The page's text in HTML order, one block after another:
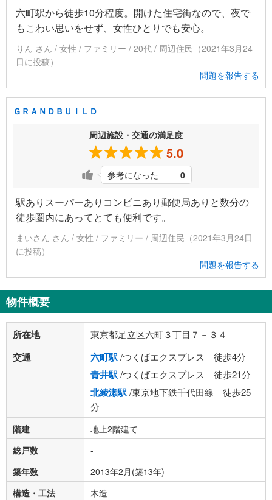
六町駅から徒歩10分程度。開けた住宅街なので、夜で
もこわい思いをせず、女性ひとりでも安心。
りん さん / 女性 / ファミリー / 20代 / 周辺住民（2021年3月24
日に投稿）
問題を報告する
ＧＲＡＮＤＢＵＩＬＤ
周辺施設・交通の満足度
5.0
参考になった 0
駅ありスーパーありコンビニあり郵便局ありと数分の
徒歩圏内にあってとても便利です。
まいさん さん / 女性 / ファミリー / 周辺住民（2021年3月24日
に投稿）
問題を報告する
物件概要
所在地 東京都足立区六町３丁目７－３４
交通 六町駅/つくばエクスプレス 徒歩4分
青井駅/つくばエクスプレス 徒歩21分
北綾瀬駅/東京地下鉄千代田線 徒歩25
分
階建
地上2階建て
総戸数
-
築年数
2013年2月(築13年)
構造・工法
木造